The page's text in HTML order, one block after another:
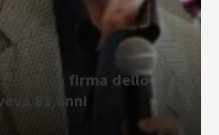
storica firma dello
81 anni